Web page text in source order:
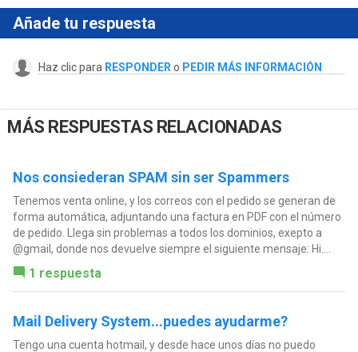
Añade tu respuesta
Haz clic para RESPONDER o PEDIR MÁS INFORMACIÓN
MÁS RESPUESTAS RELACIONADAS
Nos consiederan SPAM sin ser Spammers
Tenemos venta online, y los correos con el pedido se generan de
forma automática, adjuntando una factura en PDF con el número
de pedido. Llega sin problemas a todos los dominios, exepto a
@gmail, donde nos devuelve siempre el siguiente mensaje: Hi....
1 respuesta
Mail Delivery System...puedes ayudarme?
Tengo una cuenta hotmail, y desde hace unos días no puedo